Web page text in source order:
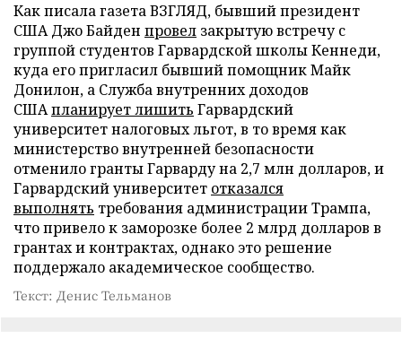
Как писала газета ВЗГЛЯД, бывший президент
США Джо Байден провел закрытую встречу с
группой студентов Гарвардской школы Кеннеди,
куда его пригласил бывший помощник Майк
Донилон, а Служба внутренних доходов
СШАпланирует лишить Гарвардский
университет налоговых льгот, в то время как
министерство внутренней безопасности
отменило гранты Гарварду на 2,7 млн долларов, и
Гарвардский университет отказался
выполнять требования администрации Трампа,
что привело к заморозке более 2 млрд долларов в
грантах и контрактах, однако это решение
поддержало академическое сообщество.
Текст: Денис Тельманов